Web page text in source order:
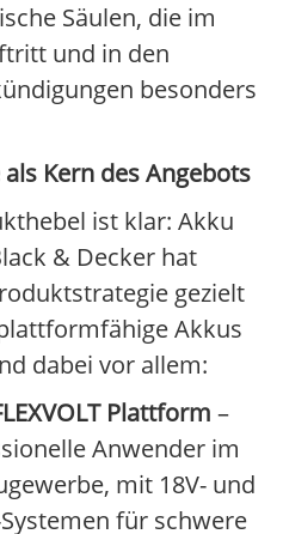
Säulen, die im
und in den
besonders
Kern des Angebots
ist klar: Akku
& Decker hat
gezielt
Akkus
dabei vor allem:
Plattform –
Anwender im
mit 18V- und
für schwere